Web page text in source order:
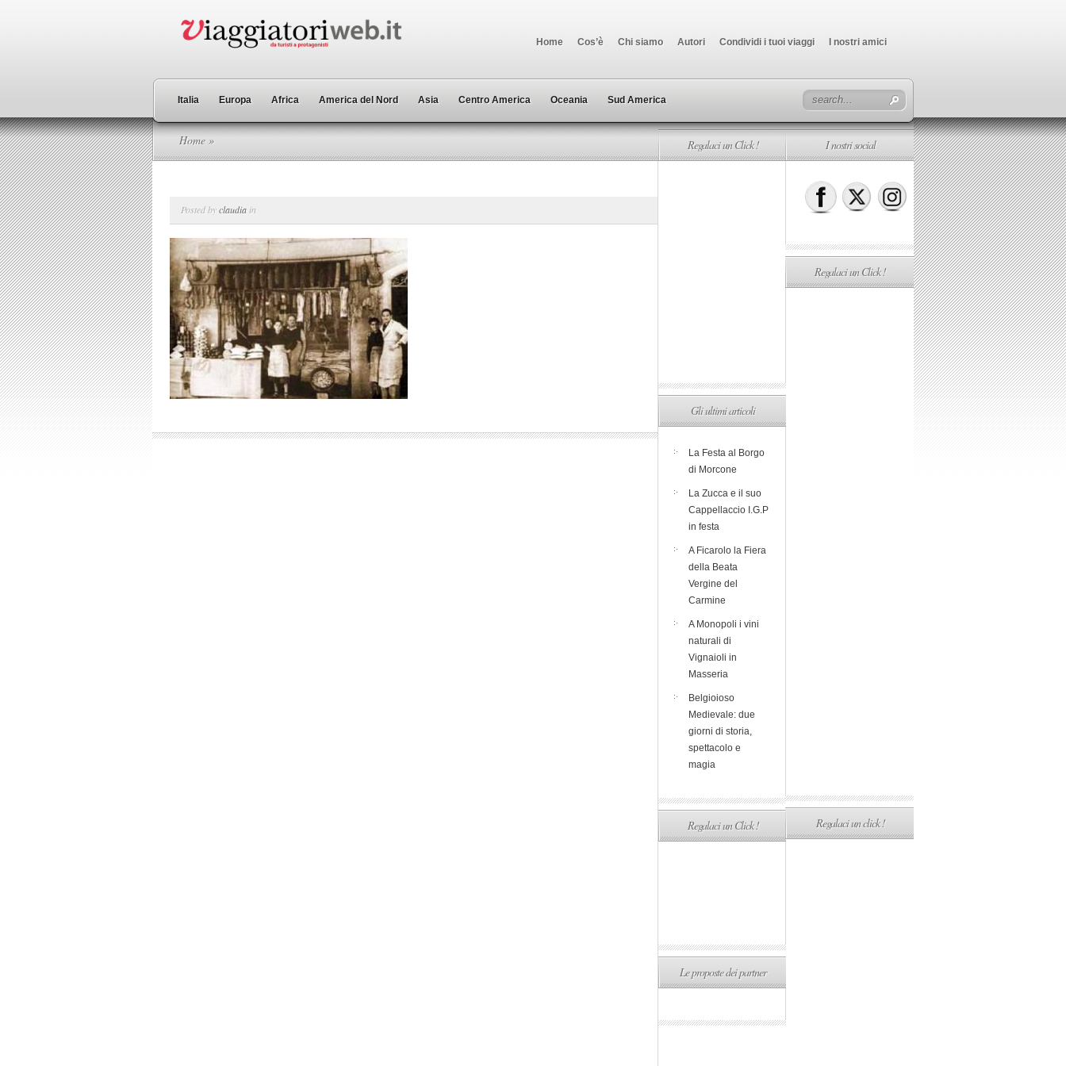
Home Cos’è Chi siamo Autori Condividi i tuoi viaggi I nostri amici
Italia Europa Africa America del Nord Asia Centro America Oceania Sud America
Home »
Posted byclaudia in
Regalaci un Click !
Gli ultimi articoli
La Festa al Borgo
di Morcone
La Zucca e il suo
Cappellaccio I.G.P
in festa
A Ficarolo la Fiera
della Beata
Vergine del
Carmine
A Monopoli i vini
naturali di
Vignaioli in
Masseria
Belgioioso
Medievale: due
giorni di storia,
spettacolo e
magia
Regalaci un Click !
Le proposte dei partner
I nostri social
Regalaci un Click !
Regalaci un click !